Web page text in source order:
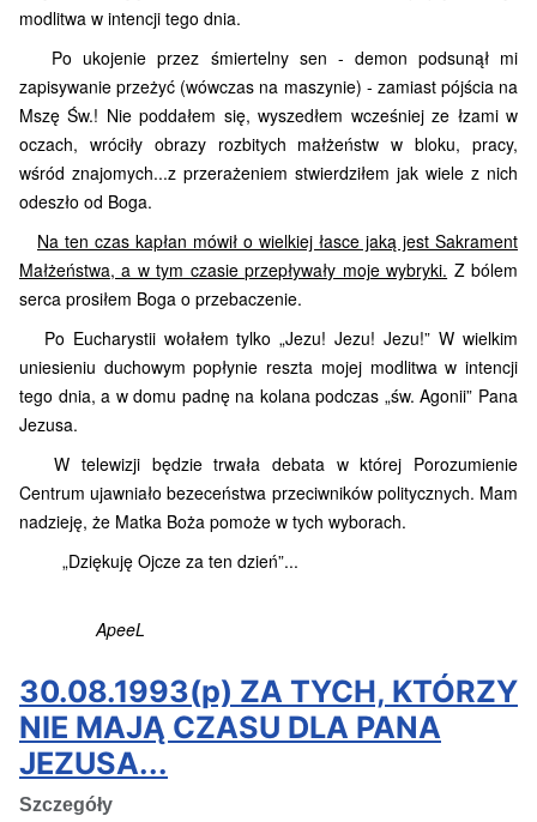
modlitwa w intencji tego dnia.
Po ukojenie przez śmiertelny sen - demon podsunął mi
zapisywanie przeżyć (wówczas na maszynie) - zamiast pójścia na
Mszę Św.! Nie poddałem się, wyszedłem wcześniej ze łzami w
oczach, wróciły obrazy rozbitych małżeństw w bloku, pracy,
wśród znajomych...z przerażeniem stwierdziłem jak wiele z nich
odeszło od Boga.
Na ten czas kapłan mówił o wielkiej łasce jaką jest Sakrament
Małżeństwa, a w tym czasie przepływały moje wybryki. Z bólem
serca prosiłem Boga o przebaczenie.
Po Eucharystii wołałem tylko „Jezu! Jezu! Jezu!” W wielkim
uniesieniu duchowym popłynie reszta mojej modlitwa w intencji
tego dnia, a w domu padnę na kolana podczas „św. Agonii” Pana
Jezusa.
W telewizji będzie trwała debata w której Porozumienie
Centrum ujawniało bezeceństwa przeciwników politycznych. Mam
nadzieję, że Matka Boża pomoże w tych wyborach.
„Dziękuję Ojcze za ten dzień”...
ApeeL
30.08.1993(p) ZA TYCH, KTÓRZY
NIE MAJĄ CZASU DLA PANA
JEZUSA...
Szczegóły